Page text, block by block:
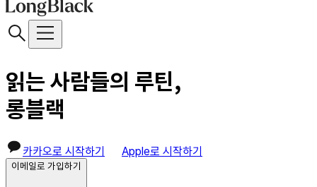
읽는 사람들의 루틴,
롱블랙
카카오로 시작하기 Apple로 시작하기
이메일로 가입하기